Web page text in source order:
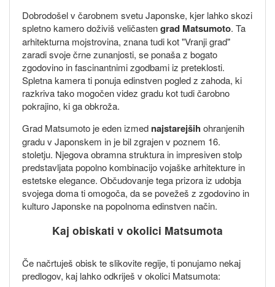
Dobrodošel v čarobnem svetu Japonske, kjer lahko skozi
spletno kamero doživiš veličastengrad Matsumoto. Ta
arhitekturna mojstrovina, znana tudi kot "Vranji grad"
zaradi svoje črne zunanjosti, se ponaša z bogato
zgodovino in fascinantnimi zgodbami iz preteklosti.
Spletna kamera ti ponuja edinstven pogled z zahoda, ki
razkriva tako mogočen videz gradu kot tudi čarobno
pokrajino, ki ga obkroža.
Grad Matsumoto je eden izmed najstarejših ohranjenih
gradu v Japonskem in je bil zgrajen v poznem 16.
stoletju. Njegova obramna struktura in impresiven stolp
predstavljata popolno kombinacijo vojaške arhitekture in
estetske elegance. Občudovanje tega prizora iz udobja
svojega doma ti omogoča, da se povežeš z zgodovino in
kulturo Japonske na popolnoma edinstven način.
Kaj obiskati v okolici Matsumota
Če načrtuješ obisk te slikovite regije, ti ponujamo nekaj
predlogov, kaj lahko odkriješ v okolici Matsumota: